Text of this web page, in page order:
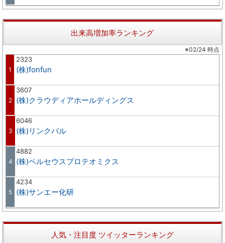
出来高増加率ランキング
※02/24 時点
1
2323
(株)fonfun
2
3607
(株)クラウディアホールディングス
3
6046
(株)リンクバル
4
4882
(株)ペルセウスプロテオミクス
5
4234
(株)サンエー化研
人気・注目度 ツイッターランキング